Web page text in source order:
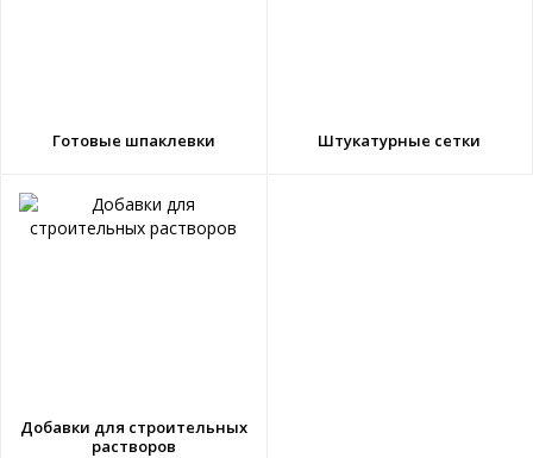
Готовые шпаклевки Штукатурные сетки
Добавки для строительных
растворов